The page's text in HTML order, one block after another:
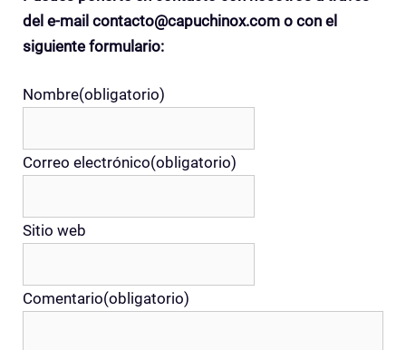
del e-mail contacto@capuchinox.com o con el
siguiente formulario:
Nombre(obligatorio)
Correo electrónico(obligatorio)
Sitio web
Comentario(obligatorio)